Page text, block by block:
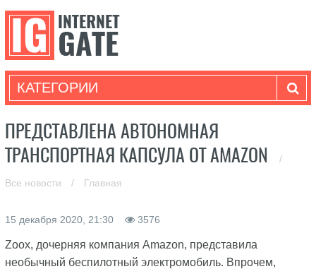
КАТЕГОРИИ
ПРЕДСТАВЛЕНА АВТОНОМНАЯ
ТРАНСПОРТНАЯ КАПСУЛА ОТ AMAZON
/
Все новости / Главная
15 декабря 2020, 21:30 3576
Zoox, дочерняя компания Amazon, представила
необычный беспилотный электромобиль. Впрочем,